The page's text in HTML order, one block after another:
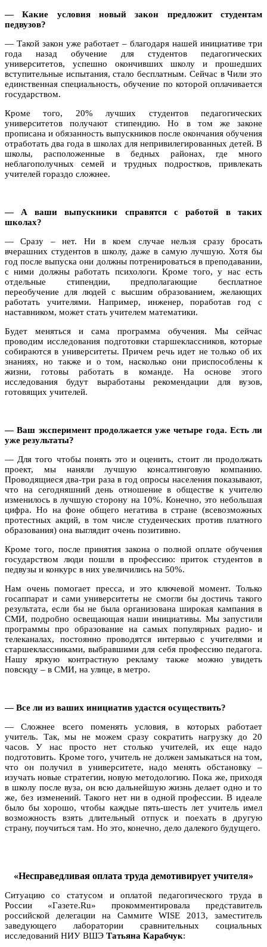
— Какие условия новый закон предложит студентам
педвузов?
— Такой закон уже работает – благодаря нашей инициативе три
года назад обучение для студентов педагогических
университетов, успешно окончивших школу и прошедших
вступительные испытания, стало бесплатным. Сейчас в Чили это
единственная специальность, обучение по которой оплачивается
государством.
Кроме того, 20% лучших студентов педагогических
университетов получают стипендию. Но в том же законе
прописана и обязанность выпускников после окончания обучения
отработать два года в школах для непривилегированных детей. В
школы, расположенные в бедных районах, где много
неблагополучных семей и трудных подростков, привлекать
учителей гораздо сложнее.
— А ваши выпускники справятся с работой в таких
школах?
— Сразу – нет. Ни в коем случае нельзя сразу бросать
вчерашних студентов в школу, даже в самую лучшую. Хотя бы
год после выпуска они должны потренироваться в преподавании,
с ними должны работать психологи. Кроме того, у нас есть
отдельные стипендии, предполагающие бесплатное
переобучение для людей с высшим образованием, желающих
работать учителями. Например, инженер, поработав год с
наставником, может стать учителем математики.
Будет меняться и сама программа обучения. Мы сейчас
проводим исследования подготовки старшеклассников, которые
собираются в университеты. Причем речь идет не только об их
знаниях, но также и о том, насколько они приспособлены к
жизни, готовы работать в команде. На основе этого
исследования будут выработаны рекомендации для вузов,
готовящих учителей.
— Ваш эксперимент продолжается уже четыре года. Есть ли
уже результаты?
— Для того чтобы понять это и оценить, стоит ли продолжать
проект, мы наняли лучшую консалтинговую компанию.
Проводящиеся два-три раза в год опросы населения показывают,
что на сегодняшний день отношение в обществе к учителю
изменилось в лучшую сторону на 10%. Конечно, это небольшая
цифра. Но на фоне общего негатива в стране (всевозможных
протестных акций, в том числе студенческих против платного
образования) она выглядит очень позитивно.
Кроме того, после принятия закона о полной оплате обучения
государством люди пошли в профессию: приток студентов в
педвузы и конкурс в них увеличились на 50%.
Нам очень помогает пресса, и это ключевой момент. Только
госаппарат и сами университеты не смогли бы достичь такого
результата, если бы не была организована широкая кампания в
СМИ, подробно освещающая наши инициативы. Мы запустили
программы про образование на самых популярных радио- и
телеканалах, постоянно проводятся интервью с учителями и
старшеклассниками, выбравшими для себя профессию педагога.
Нашу яркую контрастную рекламу также можно увидеть
повсюду – в СМИ, на улице, в метро.
— Все ли из ваших инициатив удастся осуществить?
— Сложнее всего поменять условия, в которых работает
учитель. Так, мы не можем сразу сократить нагрузку до 20
часов. У нас просто нет столько учителей, их еще надо
подготовить. Кроме того, учитель не должен замыкаться на том,
что он получил в университете, надо менять обстановку –
изучать новые стратегии, новую методологию. Пока же, приходя
в школу после вуза, он всю дальнейшую жизнь делает одно и то
же, без изменений. Такого нет ни в одной профессии. В идеале
было бы хорошо, чтобы каждые пять-шесть лет учитель имел
возможность взять длительный отпуск и поехать в другую
страну, поучиться там. Но это, конечно, дело далекого будущего.
«Несправедливая оплата труда демотивирует учителя»
Ситуацию со статусом и оплатой педагогического труда в
России «Газете.Ru» прокомментировала представитель
российской делегации на Саммите WISE 2013, заместитель
заведующего лаборатории сравнительных социальных
исследований НИУ ВШЭ Татьяна Карабчук: